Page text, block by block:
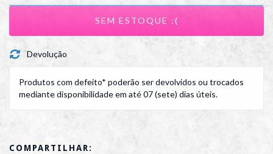
Devolução
Produtos com defeito* poderão ser devolvidos ou trocados
mediante disponibilidade em até 07 (sete) dias úteis.
COMPARTILHAR: